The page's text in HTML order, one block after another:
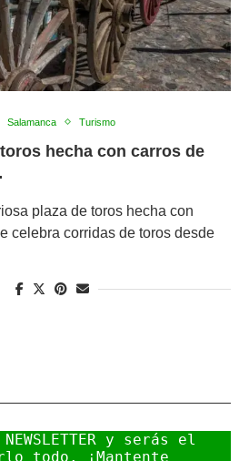
Salamanca Turismo
hecha con carros de
plaza de toros hecha con
celebra corridas de toros desde
y serás el
todo. ¡Mantente